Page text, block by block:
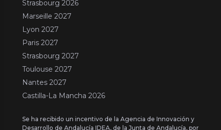
Strasbourg 2026
Marseille 2027
Lyon 2027
Paris 2027
Strasbourg 2027
Toulouse 2027
Nantes 2027
Castilla-La Mancha 2026
Se ha recibido un incentivo de la Agencia de Innovación y
Desarrollo de Andalucía IDEA, de la Junta de Andalucía, por